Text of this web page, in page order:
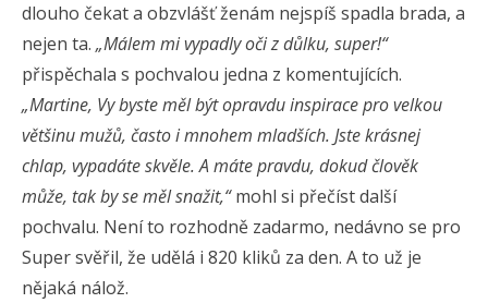
dlouho čekat a obzvlášť ženám nejspíš spadla brada, a
nejen ta. „Málem mi vypadly oči z důlku, super!“
přispěchala s pochvalou jedna z komentujících.
„Martine, Vy byste měl být opravdu inspirace pro velkou
většinu mužů, často i mnohem mladších. Jste krásnej
chlap, vypadáte skvěle. A máte pravdu, dokud člověk
může, tak by se měl snažit,“mohl si přečíst další
pochvalu. Není to rozhodně zadarmo, nedávno se pro
Super svěřil, že udělá i 820 kliků za den. A to už je
nějaká nálož.